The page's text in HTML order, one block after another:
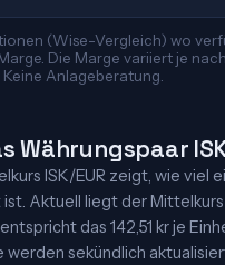
(Wise-Vergleich) wo
Die Marge variiert je
Keine Anlageberatung.
Währungspaar
ISK/EUR zeigt, wie viel
ist. Aktuell liegt der
das 142,51 kr je
werden sekündlich